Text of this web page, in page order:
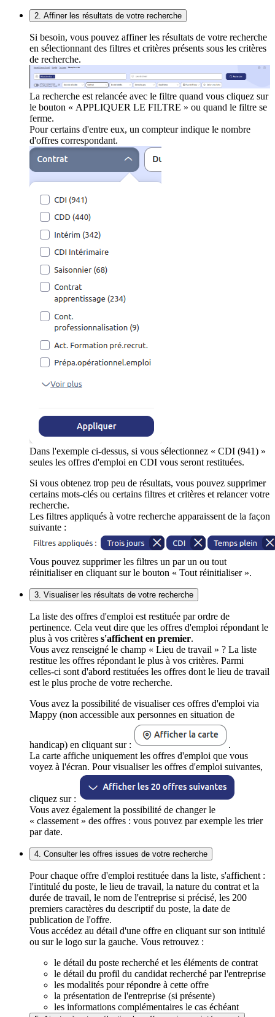
2. Affiner les résultats de votre recherche
Si besoin, vous pouvez affiner les résultats de votre recherche
en sélectionnant des filtres et critères présents sous les critères
de recherche.
La recherche est relancée avec le filtre quand vous cliquez sur
le bouton « APPLIQUER LE FILTRE » ou quand le filtre se
ferme.
Pour certains d'entre eux, un compteur indique le nombre
d'offres correspondant.
Dans l'exemple ci-dessus, si vous sélectionnez « CDI (941) »
seules les offres d'emploi en CDI vous seront restituées.
Si vous obtenez trop peu de résultats, vous pouvez supprimer
certains mots-clés ou certains filtres et critères et relancer votre
recherche.
Les filtres appliqués à votre recherche apparaissent de la façon
suivante :
Vous pouvez supprimer les filtres un par un ou tout
réinitialiser en cliquant sur le bouton « Tout réinitialiser ».
3. Visualiser les résultats de votre recherche
La liste des offres d'emploi est restituée par ordre de
pertinence. Cela veut dire que les offres d'emploi répondant le
plus à vos critères s'affichent en premier.
Vous avez renseigné le champ « Lieu de travail » ? La liste
restitue les offres répondant le plus à vos critères. Parmi
celles-ci sont d'abord restituées les offres dont le lieu de travail
est le plus proche de votre recherche.
Vous avez la possibilité de visualiser ces offres d'emploi via
Mappy (non accessible aux personnes en situation de
handicap) en cliquant sur :
.
La carte affiche uniquement les offres d'emploi que vous
voyez à l'écran. Pour visualiser les offres d'emploi suivantes,
cliquez sur :
Vous avez également la possibilité de changer le
« classement » des offres : vous pouvez par exemple les trier
par date.
4. Consulter les offres issues de votre recherche
Pour chaque offre d'emploi restituée dans la liste, s'affichent :
l'intitulé du poste, le lieu de travail, la nature du contrat et la
durée de travail, le nom de l'entreprise si précisé, les 200
premiers caractères du descriptif du poste, la date de
publication de l'offre.
Vous accédez au détail d'une offre en cliquant sur son intitulé
ou sur le logo sur la gauche. Vous retrouvez :
le détail du poste recherché et les éléments de contrat
le détail du profil du candidat recherché par l'entreprise
les modalités pour répondre à cette offre
la présentation de l'entreprise (si présente)
les informations complémentaires le cas échéant